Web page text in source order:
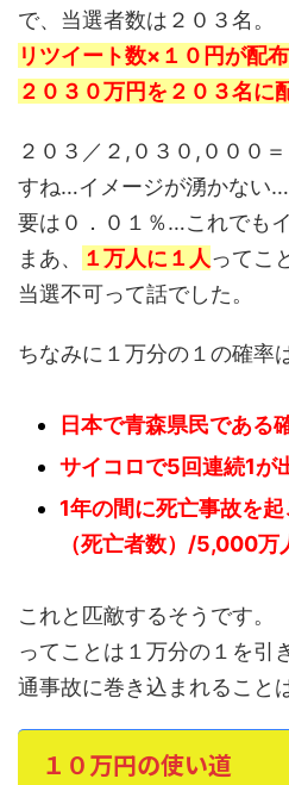
で、当選者数は２０３名。
リツイート数×１０円が配
２０３０万円を２０３名に
２０３／２,０３０,０００
すね…イメージが湧かない…
要は０．０１％…これでも
まあ、
１万人に１人ってこ
当選不可って話でした。
ちなみに１万分の１の確率
日本で青森県民である
サイコロで5回連続1が
1年の間に死亡事故を
（死亡者数）/5,000万
これと匹敵するそうです。
ってことは１万分の１を引
通事故に巻き込まれること
１０万円の使い道